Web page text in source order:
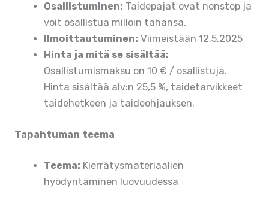
Osallistuminen: Taidepajat ovat nonstop ja
voit osallistua milloin tahansa.
Ilmoittautuminen: Viimeistään 12.5.2025
Hinta ja mitä se sisältää:
Osallistumismaksu on 10 € / osallistuja.
Hinta sisältää alv:n 25,5 %, taidetarvikkeet
taidehetkeen ja taideohjauksen.
Tapahtuman teema
Teema: Kierrätysmateriaalien
hyödyntäminen luovuudessa